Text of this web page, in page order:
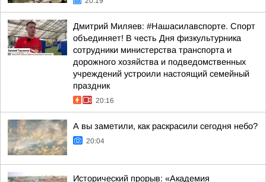
Дмитрий Миляев: #Нашасилавспорте. Спорт
объединяет! В честь Дня физкультурника
сотрудники министерства транспорта и
дорожного хозяйства и подведомственных
учреждений устроили настоящий семейный
праздник
20:16
А вы заметили, как раскрасили сегодня небо?
20:04
Исторический прорыв: «Академия